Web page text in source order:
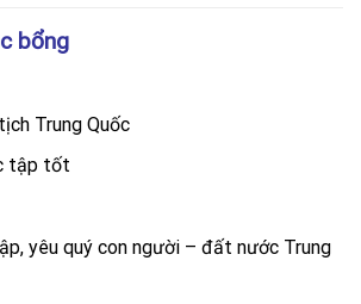
bổng
Trung Quốc
tập tốt
yêu quý con người – đất nước Trung